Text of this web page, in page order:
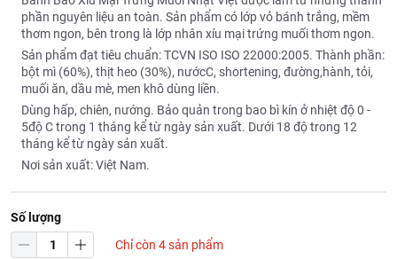
phần nguyên liệu an toàn. Sản phẩm có lớp vỏ bánh trắng, mềm
thơm ngon, bên trong là lớp nhân xíu mại trứng muối thơm ngon.
Sản phẩm đạt tiêu chuẩn: TCVN ISO ISO 22000:2005. Thành phần:
bột mì (60%), thịt heo (30%), nướcC, shortening, đường,hành, tỏi,
muối ăn, dầu mè, men khô dùng liền.
Dùng hấp, chiên, nướng. Bảo quản trong bao bì kín ở nhiệt độ 0 -
5độ C trong 1 tháng kể từ ngày sản xuất. Dưới 18 độ trong 12
tháng kể từ ngày sản xuất.
Nơi sản xuất: Việt Nam.
Số lượng
Chỉ còn 4 sản phẩm